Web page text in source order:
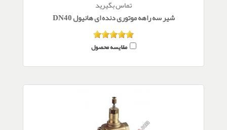
تماس بگیرید
شیر سه راهه موتوری دنده ای هانیول DN40
مقایسه محصول